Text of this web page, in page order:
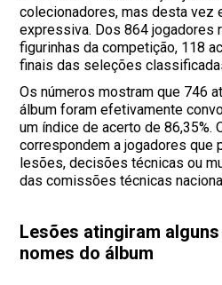
colecionadores, mas desta vez
expressiva. Dos 864 jogadores
figurinhas da competição, 118
finais das seleções
Os números mostram que 746
álbum foram efetivamente
um índice de acerto de 86,35%.
correspondem a jogadores que
lesões, decisões técnicas ou
das comissões técnicas
Lesões atingiram
nomes do álbum